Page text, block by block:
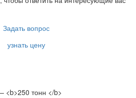
Задать вопрос
узнать цену
тонн </b>